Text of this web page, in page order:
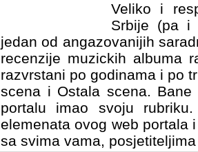
Veliko i
Srbije (pa i
jedan od angazovanijih
recenzije muzickih albuma
razvrstani po godinama i po
scena i Ostala scena.
portalu imao svoju
elemenata ovog web portala
sa svima vama,